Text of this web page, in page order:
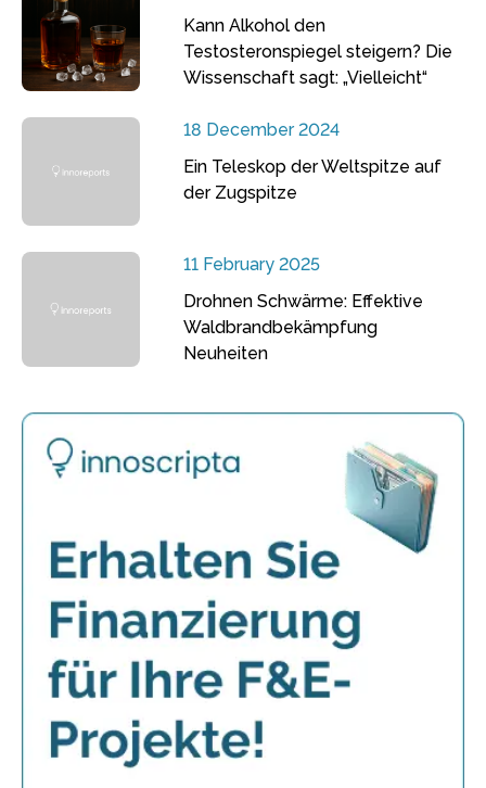
Kann Alkohol den
Testosteronspiegel steigern? Die
Wissenschaft sagt: „Vielleicht“
18 December 2024
Ein Teleskop der Weltspitze auf
der Zugspitze
11 February 2025
Drohnen Schwärme: Effektive
Waldbrandbekämpfung
Neuheiten